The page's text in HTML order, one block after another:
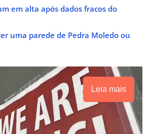
em alta após dados fracos do
uma parede de Pedra Moledo ou
Leia mais